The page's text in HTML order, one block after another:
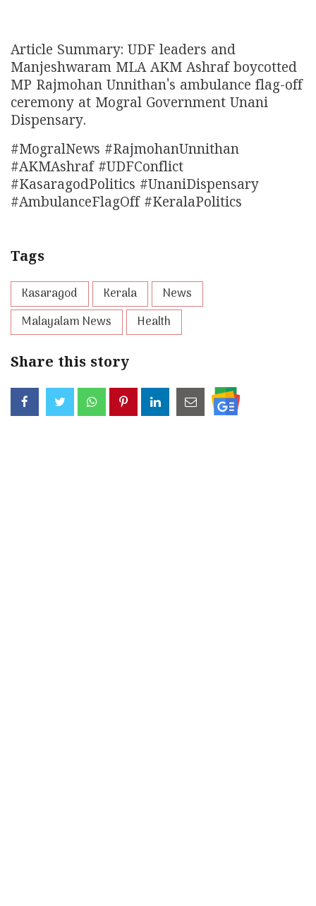
Article Summary: UDF leaders and
Manjeshwaram MLA AKM Ashraf boycotted
MP Rajmohan Unnithan's ambulance flag-off
ceremony at Mogral Government Unani
Dispensary.
#MogralNews #RajmohanUnnithan
#AKMAshraf #UDFConflict
#KasaragodPolitics #UnaniDispensary
#AmbulanceFlagOff #KeralaPolitics
Tags
Kasaragod Kerala
News
Malayalam News
Health
Share this story